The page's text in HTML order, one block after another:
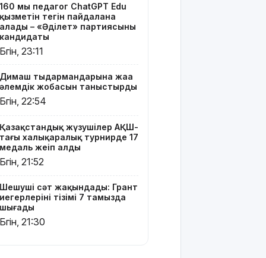
тамызда
шығады
2 млрд
теңгенің
алаяқтығы:
21 адамға
түрме
кесілді
Білім беру
ұйымдарының
жылы мен
жылыту
маусымына
дайындығы
160 мың педагог ChatGPT Edu
қызметін тегін пайдалана
алады – «Әділет» партиясының
кандидаты
Бүгін, 23:11
Димаш тыңдармандарына жаңа
әлемдік жобасын таныстырды
Бүгін, 22:54
Қазақстандық жүзушілер АҚШ-
тағы халықаралық турнирде 17
медаль жеңіп алды
Бүгін, 21:52
Шешуші сәт жақындады: Грант
иегерлерінің тізімі 7 тамызда
шығады
Бүгін, 21:30